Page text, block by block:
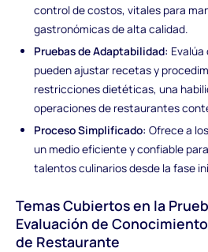
control de costos, vitales para
gastronómicas de alta calidad.
Pruebas de Adaptabilidad:
pueden ajustar recetas y
restricciones dietéticas, una
operaciones de restaurantes
Proceso Simplificado: Ofrece a
un medio eficiente y confiable
talentos culinarios desde la fase
Temas Cubiertos en la
Evaluación de
de Restaurante